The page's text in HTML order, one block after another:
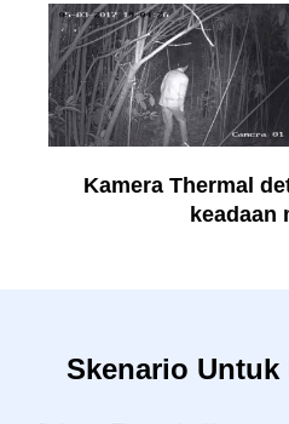
Kamera Thermal
keadaan
Skenario